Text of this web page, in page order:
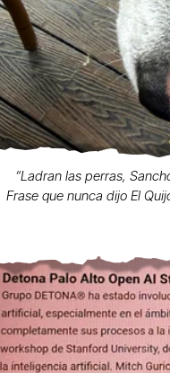
“Ladran las perras,
Frase que nunca dijo El